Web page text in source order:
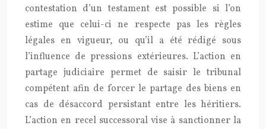
contestation d’un testament est possible si l’on
estime que celui-ci ne respecte pas les règles
légales en vigueur, ou qu’il a été rédigé sous
l’influence de pressions extérieures. L’action en
partage judiciaire permet de saisir le tribunal
compétent afin de forcer le partage des biens en
cas de désaccord persistant entre les héritiers.
L’action en recel successoral vise à sanctionner la